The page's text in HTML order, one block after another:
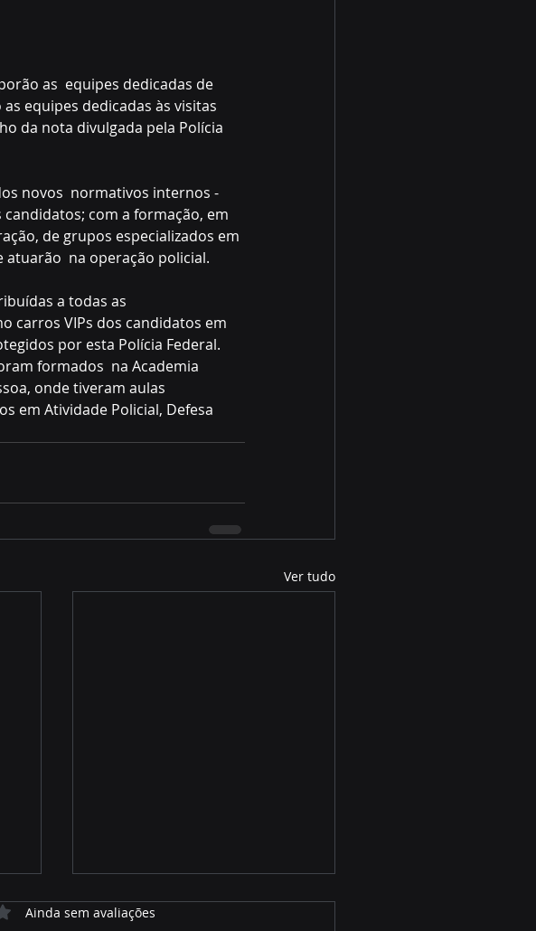
as  equipes dedicadas de
equipes dedicadas às visitas
da nota divulgada pela Polícia
novos  normativos internos -
com a formação, em
de grupos especializados em
atuarão  na operação policial.
a todas as
carros VIPs dos candidatos em
por esta Polícia Federal.
formados  na Academia
onde tiveram aulas
em Atividade Policial, Defesa
Ver tudo
0 de 5 estrelas.
Ainda sem avaliações